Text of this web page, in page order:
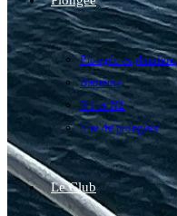
Plongée exploration
Baptême
N1 et N2
Site de plongées
Le Club